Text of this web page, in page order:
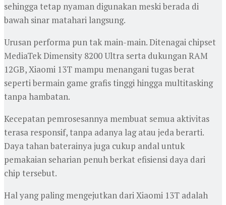
sehingga tetap nyaman digunakan meski berada di
bawah sinar matahari langsung.
Urusan performa pun tak main-main. Ditenagai chipset
MediaTek Dimensity 8200 Ultra serta dukungan RAM
12GB, Xiaomi 13T mampu menangani tugas berat
seperti bermain game grafis tinggi hingga multitasking
tanpa hambatan.
Kecepatan pemrosesannya membuat semua aktivitas
terasa responsif, tanpa adanya lag atau jeda berarti.
Daya tahan baterainya juga cukup andal untuk
pemakaian seharian penuh berkat efisiensi daya dari
chip tersebut.
Hal yang paling mengejutkan dari Xiaomi 13T adalah